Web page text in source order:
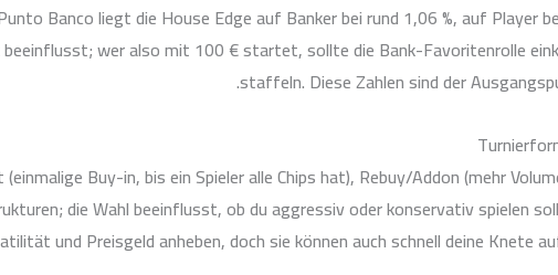
Banco liegt die House Edge auf Banker bei rund 1,06 %, auf Player
wer also mit 100 € startet, sollte die Bank-Favoritenrolle
staffeln. Diese Zahlen sind der
Buy-in, bis ein Spieler alle Chips hat), Rebuy/Addon (mehr
die Wahl beeinflusst, ob du aggressiv oder konservativ spielen
und Preisgeld anheben, doch sie können auch schnell deine Knete